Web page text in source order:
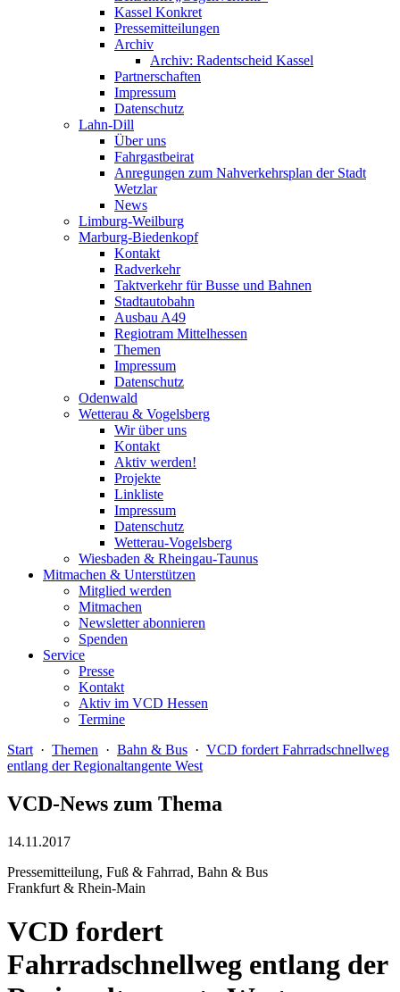
Kassel Konkret
Pressemitteilungen
Archiv
Archiv: Radentscheid Kassel
Partnerschaften
Impressum
Datenschutz
Lahn-Dill
Über uns
Fahrgastbeirat
Anregungen zum Nahverkehrsplan der Stadt
Wetzlar
News
Limburg-Weilburg
Marburg-Biedenkopf
Kontakt
Radverkehr
Taktverkehr für Busse und Bahnen
Stadtautobahn
Ausbau A49
Regiotram Mittelhessen
Themen
Impressum
Datenschutz
Odenwald
Wetterau & Vogelsberg
Wir über uns
Kontakt
Aktiv werden!
Projekte
Linkliste
Impressum
Datenschutz
Wetterau-Vogelsberg
Wiesbaden & Rheingau-Taunus
Mitmachen & Unterstützen
Mitglied werden
Mitmachen
Newsletter abonnieren
Spenden
Service
Presse
Kontakt
Aktiv im VCD Hessen
Termine
Start · Themen · Bahn & Bus · VCD fordert Fahrradschnellweg
entlang der Regionaltangente West
VCD-News zum Thema
14.11.2017
Pressemitteilung, Fuß & Fahrrad, Bahn & Bus
Frankfurt & Rhein-Main
VCD fordert
Fahrradschnellweg entlang der